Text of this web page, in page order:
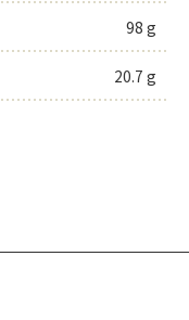
98 g
20.7 g